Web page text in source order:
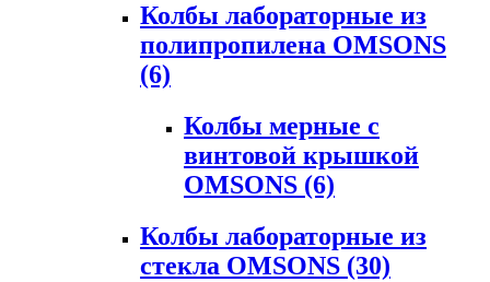
Колбы лабораторные из
полипропилена OMSONS
(6)
Колбы мерные с
винтовой крышкой
OMSONS (6)
Колбы лабораторные из
стекла OMSONS (30)